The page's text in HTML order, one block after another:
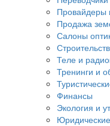
Провайдеры
Продажа
Салоны
Теле и
Тренинги и
Финансы
Экология и